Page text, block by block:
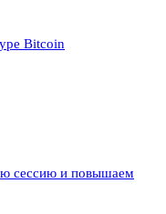
Bitcoin
сессию и повышаем